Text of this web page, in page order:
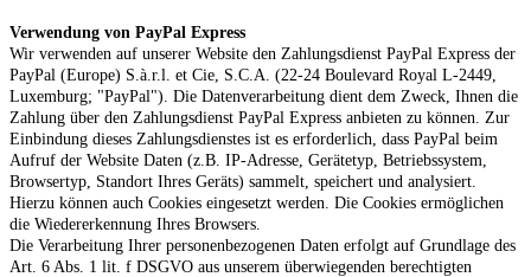
Verwendung von PayPal Express
Wir verwenden auf unserer Website den Zahlungsdienst PayPal Express der
PayPal (Europe) S.à.r.l. et Cie, S.C.A. (22-24 Boulevard Royal L-2449,
Luxemburg; "PayPal"). Die Datenverarbeitung dient dem Zweck, Ihnen die
Zahlung über den Zahlungsdienst PayPal Express anbieten zu können. Zur
Einbindung dieses Zahlungsdienstes ist es erforderlich, dass PayPal beim
Aufruf der Website Daten (z.B. IP-Adresse, Gerätetyp, Betriebssystem,
Browsertyp, Standort Ihres Geräts) sammelt, speichert und analysiert.
Hierzu können auch Cookies eingesetzt werden. Die Cookies ermöglichen
die Wiedererkennung Ihres Browsers.
Die Verarbeitung Ihrer personenbezogenen Daten erfolgt auf Grundlage des
Art. 6 Abs. 1 lit. f DSGVO aus unserem überwiegenden berechtigten